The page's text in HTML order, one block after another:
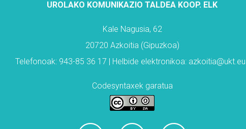
UROLAKO KOMUNIKAZIO TALDEA KOOP. ELK
Kale Nagusia, 62
20720 Azkoitia (Gipuzkoa)
Telefonoak: 943-85 36 17 | Helbide elektronikoa:
Codesyntaxek garatua